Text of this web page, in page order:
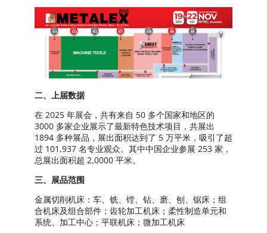
二、上届数据
在 2025 年展会，共有来自 50 多个国家和地区的
3000 多家企业展示了最新特色技术项目，共展出
1894 多种展品，展出面积达到了 5 万平米，吸引了超
过 101,937 名专业观众。其中中国企业参展 253 家，
总展出面积超 2,0000 平米。
三、展品范围
金属切削机床：车、铣、镗、钻、磨、刨、锯床；组
合机床及组合部件；齿轮加工机床；柔性制造单元和
系统、加工中心；平联机床；微加工机床